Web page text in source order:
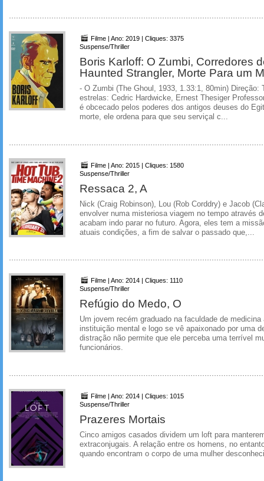
Filme | Ano: 2019 | Cliques: 3375
Suspense/Thriller
Boris Karloff: O Zumbi, Corredores
Haunted Strangler, Morte Para um
- O Zumbi (The Ghoul, 1933, 1.33:1, 80min) Direção:
estrelas: Cedric Hardwicke, Ernest Thesiger
é obcecado pelos poderes dos antigos deuses do
morte, ele ordena para que seu serviçal c...
Filme | Ano: 2015 | Cliques: 1580
Suspense/Thriller
Ressaca 2, A
Nick (Craig Robinson), Lou (Rob Corddry) e Jacob
envolver numa misteriosa viagem no tempo através
acabam indo parar no futuro. Agora, eles tem a
atuais condições, a fim de salvar o passado que,...
Filme | Ano: 2014 | Cliques: 1110
Suspense/Thriller
Refúgio do Medo, O
Um jovem recém graduado na faculdade de
instituição mental e logo se vê apaixonado por uma
distração não permite que ele perceba uma terrível
funcionários.
Filme | Ano: 2014 | Cliques: 1015
Suspense/Thriller
Prazeres Mortais
Cinco amigos casados dividem um loft para
extraconjugais. A relação entre os homens, no
quando encontram o corpo de uma mulher